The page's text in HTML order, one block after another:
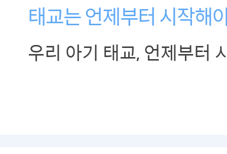
태교는 언제부터 시작해
우리 아기 태교, 언제부터